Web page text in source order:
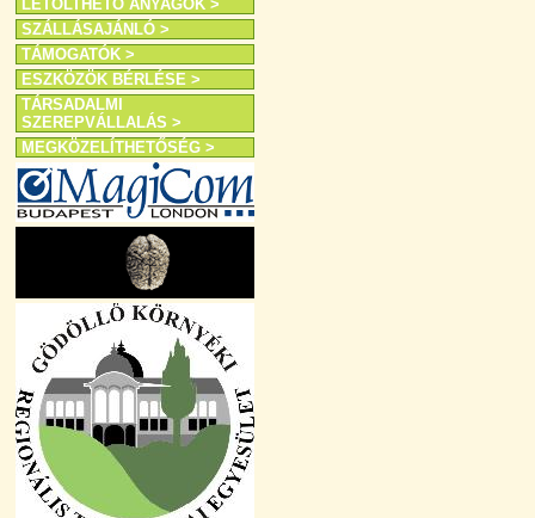
LETÖLTHETŐ ANYAGOK >
SZÁLLÁSAJÁNLÓ >
TÁMOGATÓK >
ESZKÖZÖK BÉRLÉSE >
TÁRSADALMI
SZEREPVÁLLALÁS >
MEGKÖZELÍTHETŐSÉG >